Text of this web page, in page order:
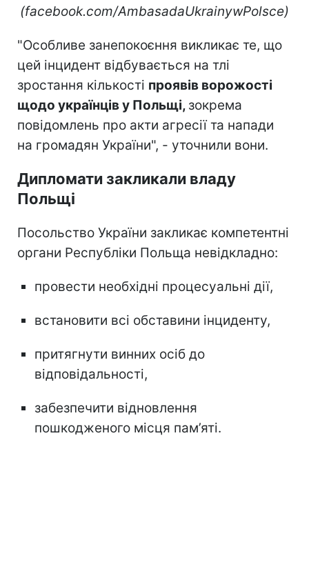
(facebook.com/AmbasadaUkrainywPolsce)
"Особливе занепокоєння викликає те, що
цей інцидент відбувається на тлі
зростання кількості проявів ворожості
щодо українців у Польщі, зокрема
повідомлень про акти агресії та напади
на громадян України", - уточнили вони.
Дипломати закликали владу
Польщі
Посольство України закликає компетентні
органи Республіки Польща невідкладно:
провести необхідні процесуальні дії,
встановити всі обставини інциденту,
притягнути винних осіб до
відповідальності,
забезпечити відновлення
пошкодженого місця пам’яті.